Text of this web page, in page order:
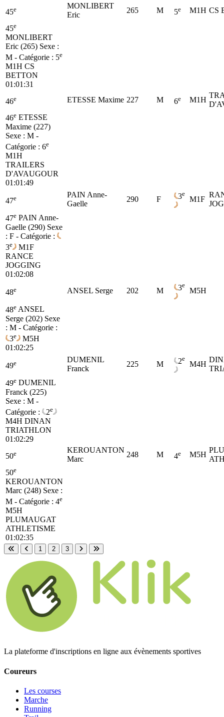
45e
MONLIBERT
Eric
265 M 5e M1H CS
45e
MONLIBERT
Eric (265) Sexe :
M - Catégorie : 5e
M1H CS
BETTON
01:01:31
46e ETESSE Maxime 227 M 6e M1H
46e ETESSE
Maxime (227)
Sexe : M -
Catégorie : 6e
M1H
TRAILERS
D'AVAUGOUR
01:01:49
47e
PAIN Anne-
Gaelle
290 F 3e
M1F
47e PAIN Anne-
Gaelle (290) Sexe
: F - Catégorie :
3e
M1F
RANCE
JOGGING
01:02:08
48e ANSEL Serge 202 M 3e
M5H
48e ANSEL
Serge (202) Sexe
: M - Catégorie :
3e
M5H
01:02:25
49e
DUMENIL
Franck
225 M 2e
M4H
49e DUMENIL
Franck (225)
Sexe : M -
Catégorie :
2e
M4H DINAN
TRIATHLON
01:02:29
50e
KEROUANTON
Marc
248 M 4e M5H
50e
KEROUANTON
Marc (248) Sexe :
M - Catégorie : 4e
M5H
PLUMAUGAT
ATHLETISME
01:02:35
Première page
Page précédente
1 2
3
Page suivante
Dernière page
La plateforme d'inscriptions en ligne aux évènements sportives
Coureurs
Les courses
Marche
Running